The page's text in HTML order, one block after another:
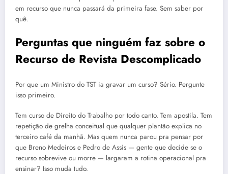
em recurso que nunca passará da primeira fase. Sem saber por
quê.
Perguntas que ninguém faz sobre o
Recurso de Revista Descomplicado
Por que um Ministro do TST ia gravar um curso? Sério. Pergunte
isso primeiro.
Tem curso de Direito do Trabalho por todo canto. Tem apostila. Tem
repetição de grelha conceitual que qualquer plantão explica no
terceiro café da manhã. Mas quem nunca parou pra pensar por
que Breno Medeiros e Pedro de Assis — gente que decide se o
recurso sobrevive ou morre — largaram a rotina operacional pra
ensinar? Isso muda tudo.